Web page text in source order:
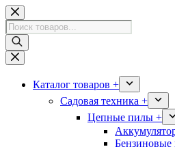
Перейти
к
сути
Поиск
товаров
Каталог товаров +
Садовая техника +
Цепные пилы +